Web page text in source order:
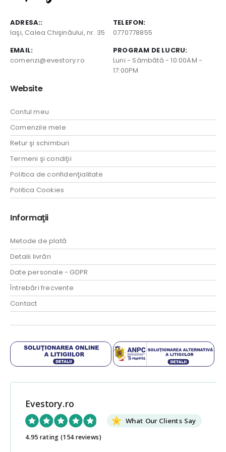
ADRESA::
Iaşi, Calea Chişinăului, nr. 35
TELEFON:
0770778855
EMAIL:
comenzi@evestory.ro
PROGRAM DE LUCRU:
Luni - Sâmbătă - 10:00AM -
17:00PM
Website
Contul meu
Comenzile mele
Retur şi schimburi
Termeni şi condiţii
Politica de confidenţialitate
Politica Cookies
Informaţii
Metode de plată
Detalii livrări
Date personale - GDPR
Întrebări frecvente
Contact
Evestory.ro
What Our Clients Say
4.95 rating (154 reviews)